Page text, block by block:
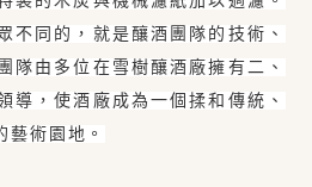
不同的，就是釀酒團隊的技術、
隊由多位在雪樹釀酒廠擁有二、
導，使酒廠成為一個揉和傳統、
藝術園地。